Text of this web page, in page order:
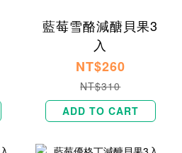
藍莓雪酪減醣貝果3
入
NT$260
NT$310
ADD TO CART